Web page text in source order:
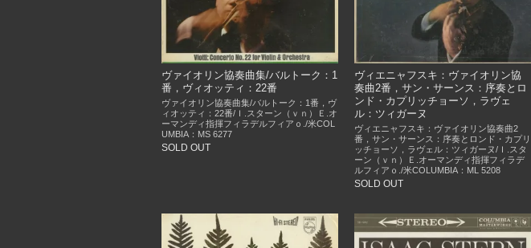
ヴァイオリン協奏曲集/バルトーク：1
番，ヴィオッティ：22番
ヴァイオリン協奏曲集/バルトーク：1番，ヴ
ィオッティ：22番/Ｉ.スターン（ｖｎ）Ｅ.オ
ーマンディ指揮フィラデルフィアｏ./米COL
UMBIA：MS 6277
SOLD OUT
ヴィエニャフスキ：ヴァイオリン協
奏曲2番，サン・サーンス：序奏とロ
ンド・カプリッチョーソ，ラヴェ
ル：ツィガーヌ
ヴィエニャフスキ：ヴァイオリン協奏曲2
番，サン・サーンス：序奏とロンド・カプリ
ッチョーソ，ラヴェル：ツィガーヌ/Ｉ.スタ
ーン（ｖｎ）Ｅ.オーマンディ指揮フィラデ
ルフィアｏ./米COLUMBIA：ML 5208
SOLD OUT